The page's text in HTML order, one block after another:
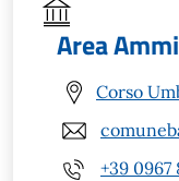
Area
Corso
+39 0967